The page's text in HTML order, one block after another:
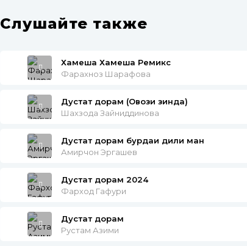
Слушайте также
Хамеша Хамеша Ремикс
Фарахноз Шарафова
Дустат дорам (Овози зинда)
Шахзода Зайниддинова
Дустат дорам бурдаи дили ман
Амирчон Эргашев
Дустат дорам 2024
Фарход Гафури
Дустат дорам
Рустам Азими